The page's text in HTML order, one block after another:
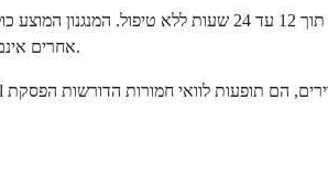
Tadalafil על PDE11, אנזים הנמצא בשריר השלד, שאותו מעכבי PDE5 אחרים אינם מכוונים באופן משמעותי.